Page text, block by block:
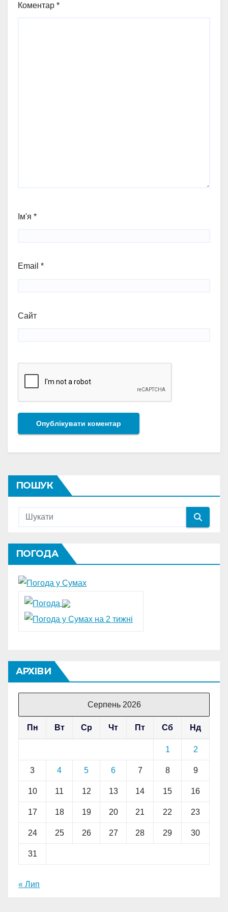
Коментар *
Ім'я *
Email *
Сайт
ПОШУК
ПОГОДА
АРХІВИ
Серпень 2026
Пн Вт Ср Чт Пт Сб Нд
1 2
3 4 5 6 7 8 9
10 11 12 13 14 15 16
17 18 19 20 21 22 23
24 25 26 27 28 29 30
31
« Лип